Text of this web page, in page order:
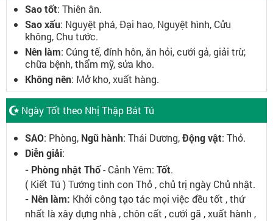
Sao tốt: Thiên ân.
Sao xấu: Nguyệt phá, Đại hao, Nguyệt hình, Cửu
không, Chu tước.
Nên làm: Cúng tế, đính hôn, ăn hỏi, cưới gả, giải trừ,
chữa bệnh, thẩm mỹ, sửa kho.
Không nên: Mở kho, xuất hàng.
Ngày Tốt theo Nhị Thập Bát Tú
SAO: Phòng, Ngũ hành: Thái Dương,Động vật: Thỏ.
Diễn giải:
- Phòng nhật Thố- Cảnh Yêm: Tốt.
( Kiết Tú ) Tướng tinh con Thỏ , chủ trị ngày Chủ nhật.
- Nên làm: Khởi công tạo tác mọi việc đều tốt , thứ
nhất là xây dựng nhà , chôn cất , cưới gã , xuất hành ,